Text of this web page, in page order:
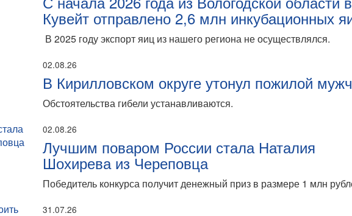
Кувейт отправлено 2,6 млн инкубационных
В 2025 году экспорт яиц из нашего региона не осуществлялся.
02.08.26
В Кирилловском округе утонул пожилой
Обстоятельства гибели устанавливаются.
02.08.26
Лучшим поваром России стала Наталия
Шохирева из Череповца
Победитель конкурса получит денежный приз в размере 1 млн
31.07.26